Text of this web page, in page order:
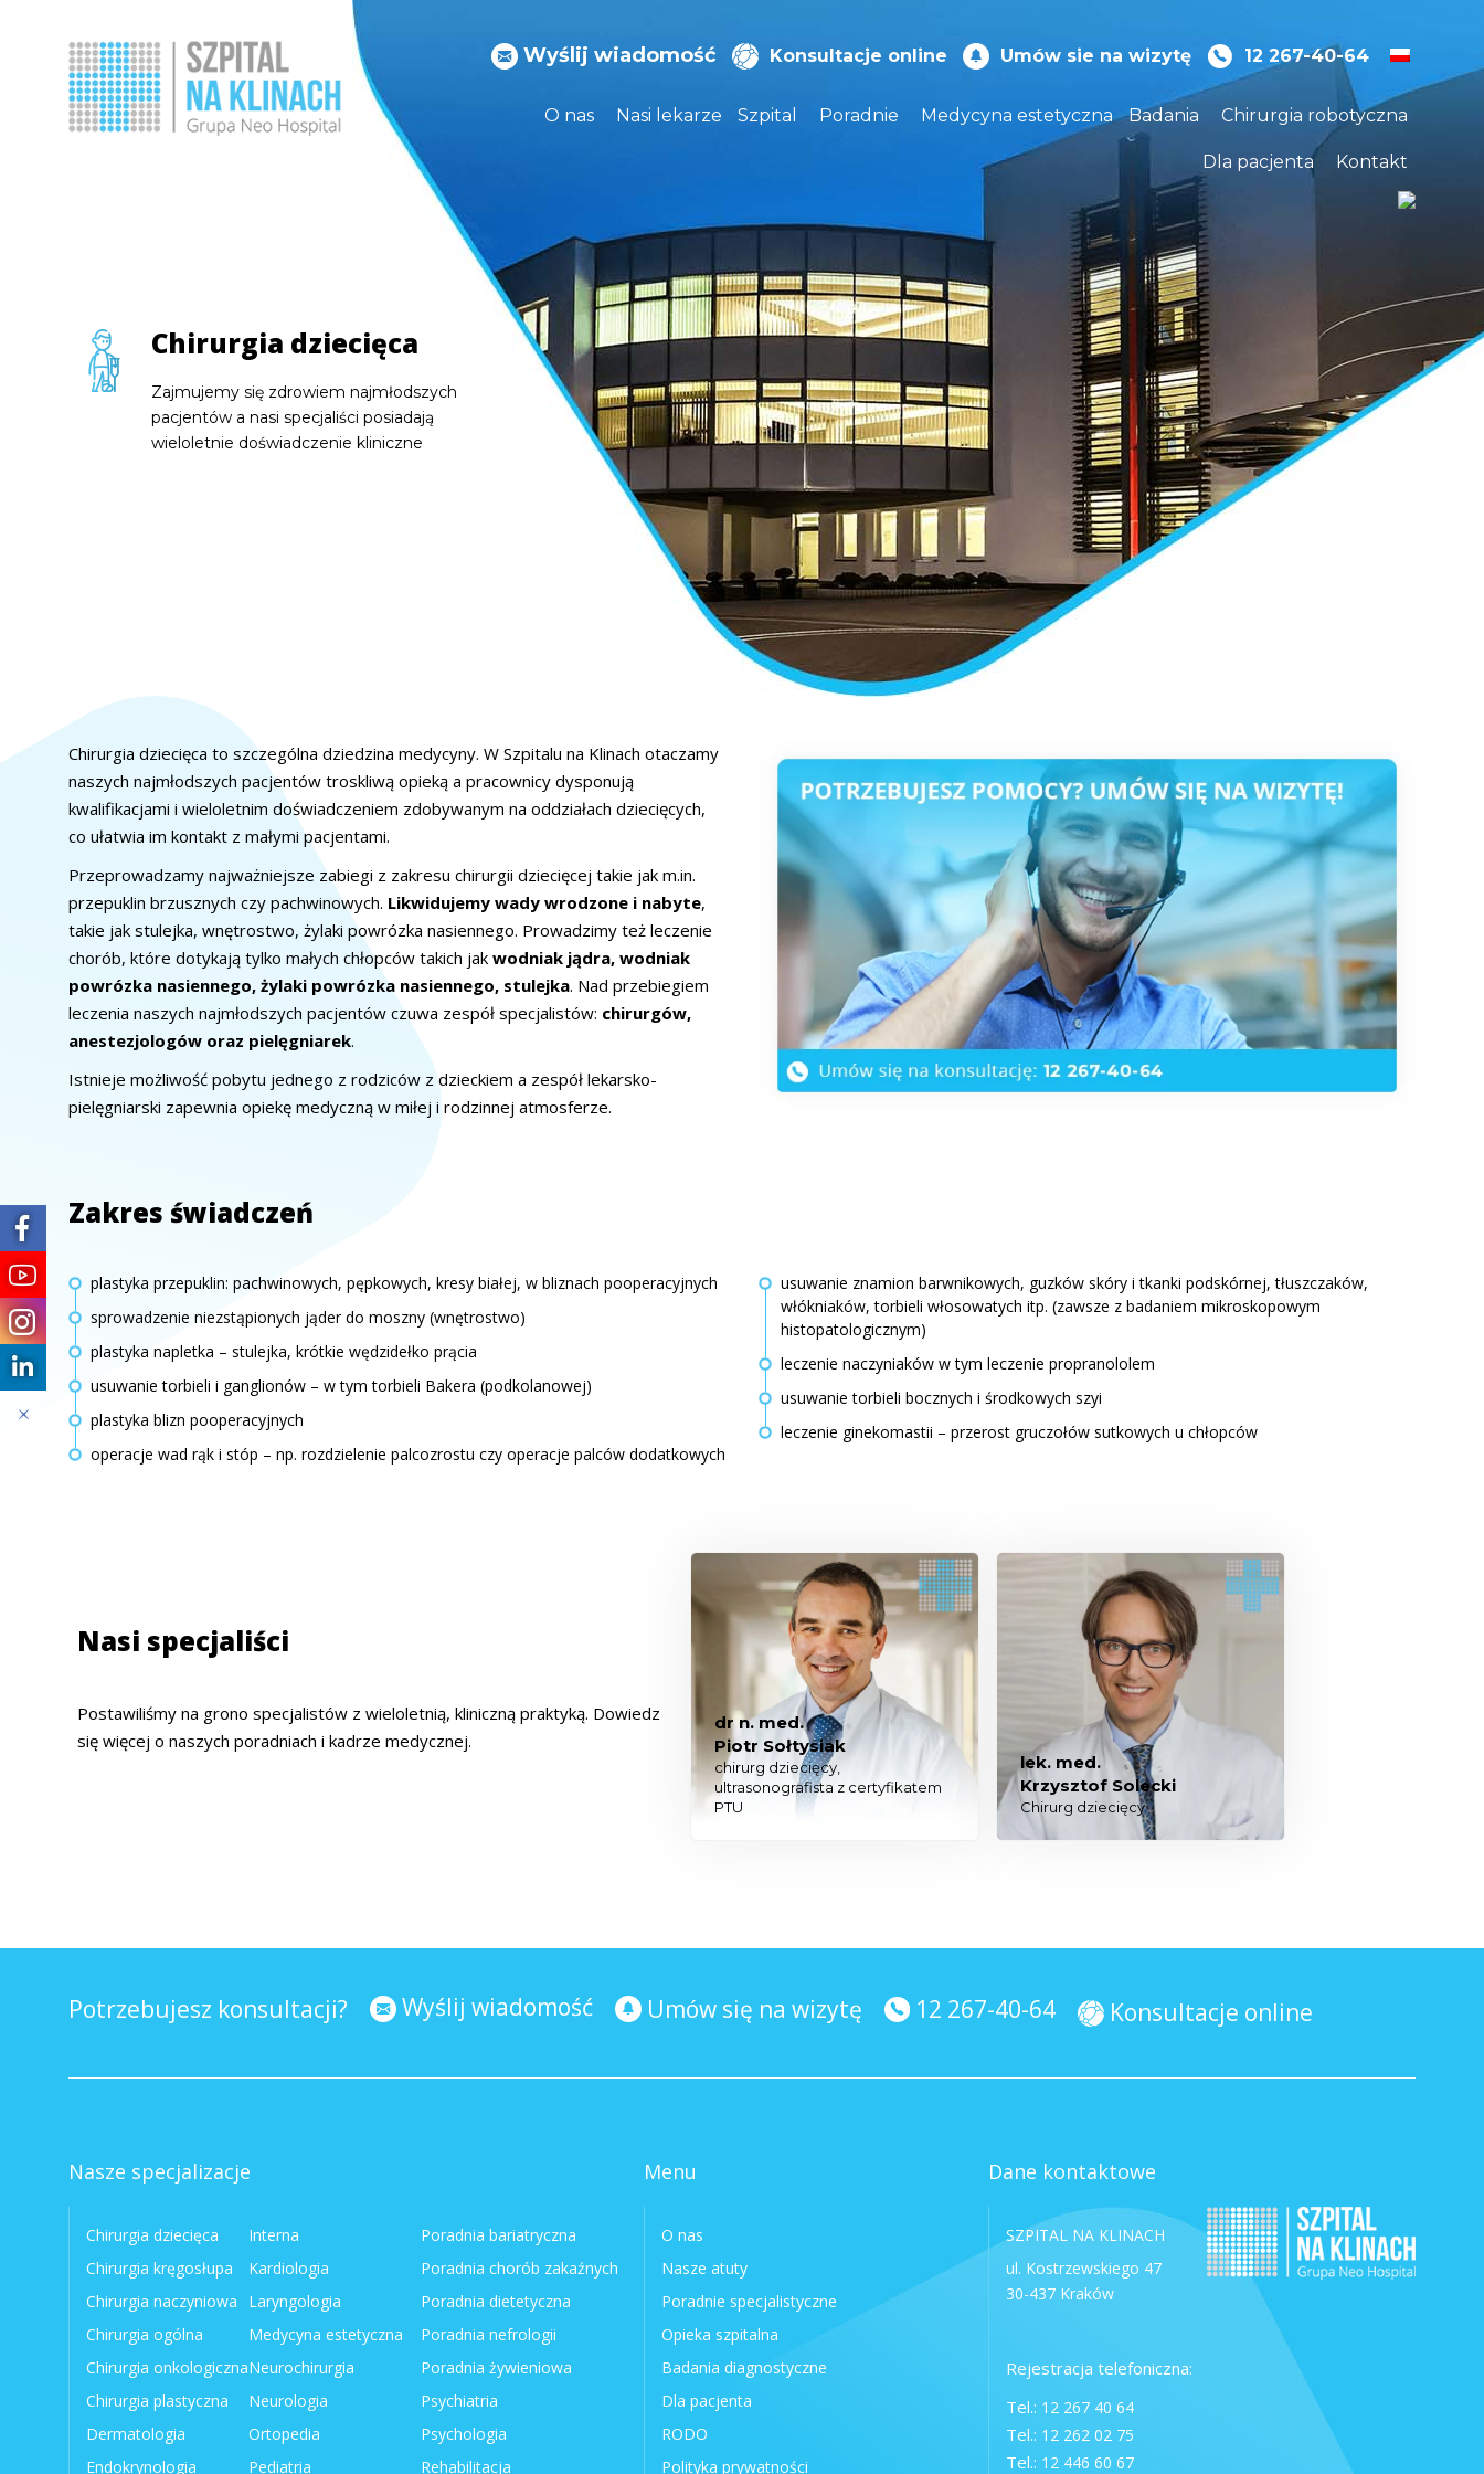
Wyślij wiadomość Konsultacje online Umów sie na wizytę 12 267-40-64
O nas Nasi lekarze Szpital Poradnie Medycyna estetyczna Badania Chirurgia robotyczna
Dla pacjenta Kontakt
Chirurgia dziecięca
Zajmujemy się zdrowiem najmłodszych
pacjentów a nasi specjaliści posiadają
wieloletnie doświadczenie kliniczne
Chirurgia dziecięca
Zajmujemy się zdrowiem najmłodszych
pacjentów a nasi specjaliści posiadają
wieloletnie doświadczenie kliniczne
Chirurgia dziecięca
Zajmujemy się zdrowiem najmłodszych
pacjentów a nasi specjaliści posiadają
wieloletnie doświadczenie kliniczne
Chirurgia dziecięca to szczególna dziedzina medycyny. W Szpitalu na Klinach otaczamy
naszych najmłodszych pacjentów troskliwą opieką a pracownicy dysponują
kwalifikacjami i wieloletnim doświadczeniem zdobywanym na oddziałach dziecięcych,
co ułatwia im kontakt z małymi pacjentami.
Przeprowadzamy najważniejsze zabiegi z zakresu chirurgii dziecięcej takie jak m.in.
przepuklin brzusznych czy pachwinowych. Likwidujemy wady wrodzone i nabyte,
takie jak stulejka, wnętrostwo, żylaki powrózka nasiennego. Prowadzimy też leczenie
chorób, które dotykają tylko małych chłopców takich jak wodniak jądra, wodniak
powrózka nasiennego, żylaki powrózka nasiennego, stulejka. Nad przebiegiem
leczenia naszych najmłodszych pacjentów czuwa zespół specjalistów: chirurgów,
anestezjologów oraz pielęgniarek.
Istnieje możliwość pobytu jednego z rodziców z dzieckiem a zespół lekarsko-
pielęgniarski zapewnia opiekę medyczną w miłej i rodzinnej atmosferze.
Zakres świadczeń
plastyka przepuklin: pachwinowych, pępkowych, kresy białej, w bliznach pooperacyjnych
sprowadzenie niezstąpionych jąder do moszny (wnętrostwo)
plastyka napletka – stulejka, krótkie wędzidełko prącia
usuwanie torbieli i ganglionów – w tym torbieli Bakera (podkolanowej)
plastyka blizn pooperacyjnych
operacje wad rąk i stóp – np. rozdzielenie palcozrostu czy operacje palców dodatkowych
usuwanie znamion barwnikowych, guzków skóry i tkanki podskórnej, tłuszczaków,
włókniaków, torbieli włosowatych itp. (zawsze z badaniem mikroskopowym
histopatologicznym)
leczenie naczyniaków w tym leczenie propranololem
usuwanie torbieli bocznych i środkowych szyi
leczenie ginekomastii – przerost gruczołów sutkowych u chłopców
Nasi specjaliści
Postawiliśmy na grono specjalistów z wieloletnią, kliniczną praktyką. Dowiedz
się więcej o naszych poradniach i kadrze medycznej.
dr n. med.
Piotr Sołtysiak
chirurg dziecięcy,
ultrasonografista z certyfikatem
PTU
lek. med.
Krzysztof Solecki
Chirurg dziecięcy
Potrzebujesz konsultacji? Wyślij wiadomość Umów się na wizytę 12 267-40-64 Konsultacje online
Nasze specjalizacje
Chirurgia dziecięca
Chirurgia kręgosłupa
Chirurgia naczyniowa
Chirurgia ogólna
Chirurgia onkologiczna
Chirurgia plastyczna
Dermatologia
Endokrynologia
Interna
Kardiologia
Laryngologia
Medycyna estetyczna
Neurochirurgia
Neurologia
Ortopedia
Pediatria
Poradnia bariatryczna
Poradnia chorób zakaźnych
Poradnia dietetyczna
Poradnia nefrologii
Poradnia żywieniowa
Psychiatria
Psychologia
Rehabilitacja
Menu
O nas
Nasze atuty
Poradnie specjalistyczne
Opieka szpitalna
Badania diagnostyczne
Dla pacjenta
RODO
Polityka prywatności
Dane kontaktowe
SZPITAL NA KLINACH
ul. Kostrzewskiego 47
30-437 Kraków
Rejestracja telefoniczna:
Tel.: 12 267 40 64
Tel.: 12 262 02 75
Tel.: 12 446 60 67